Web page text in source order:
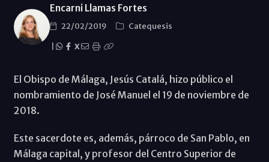
Encarni Llamas Fortes
22/02/2019
Catequesis
X
El Obispo de Málaga, Jesús Catalá, hizo público el
nombramiento de José Manuel el 19 de noviembre de
2018.
Este sacerdote es, además, párroco de San Pablo, en
Málaga capital, y profesor del Centro Superior de